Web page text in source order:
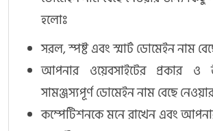
হলোঃ
সরল, স্পষ্ট এবং স্মার্ট ডোমেইন নাম
আপনার ওয়েবসাইটের প্রকার ও
সামঞ্জস্যপূর্ণ ডোমেইন নাম বেছে
কম্পেটিশনকে মনে রাখেন এবং আপনার